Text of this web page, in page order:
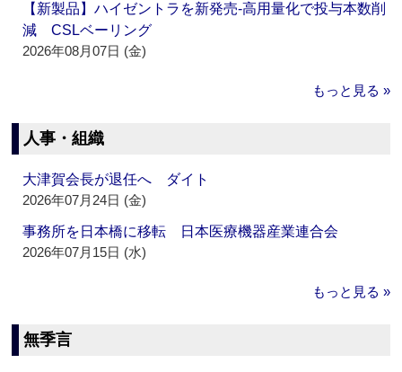
【新製品】ハイゼントラを新発売‐高用量化で投与本数削
減 CSLベーリング
2026年08月07日 (金)
もっと見る »
人事・組織
大津賀会長が退任へ ダイト
2026年07月24日 (金)
事務所を日本橋に移転 日本医療機器産業連合会
2026年07月15日 (水)
もっと見る »
無季言